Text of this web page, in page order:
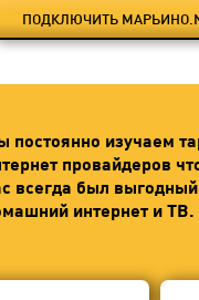
ПОДКЛЮЧИТЬ
постоянно изучаем
провайдеров
всегда был выгодный
интернет и ТВ.